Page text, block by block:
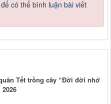
có thể bình luận bài viết
Tết trồng cây “Đời đời nhớ